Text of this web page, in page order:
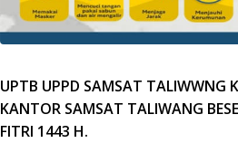
UPTB UPPD SAMSAT TALIWWNG
KANTOR SAMSAT TALIWANG
FITRI 1443 H.